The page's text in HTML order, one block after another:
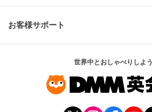
お客様サポート
世界中とおしゃべりしよう